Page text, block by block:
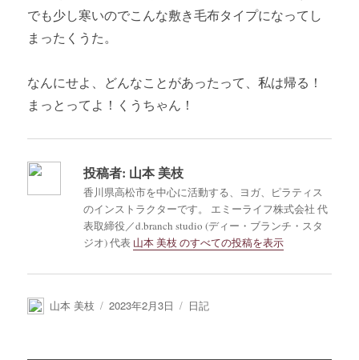
でも少し寒いのでこんな敷き毛布タイプになってし
まったくうた。
なんにせよ、どんなことがあったって、私は帰る！
まっとってよ！くうちゃん！
投稿者: 山本 美枝
香川県高松市を中心に活動する、ヨガ、ピラティス
のインストラクターです。 エミーライフ株式会社 代
表取締役／d.branch studio (ディー・ブランチ・スタ
ジオ) 代表 山本 美枝 のすべての投稿を表示
投
山本 美枝
投
2023年2月3日
カ
日記